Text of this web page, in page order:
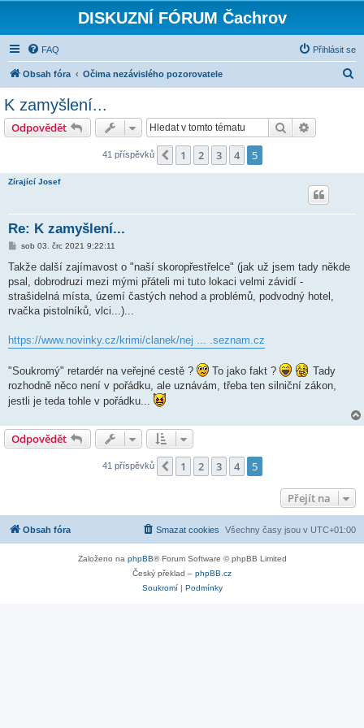
DISKUZNÍ FÓRUM Čachrov
FAQ Přihlásit se
Obsah fóra Očima nezávislého pozorovatele
K zamyšlení...
Odpovědět Hledat
41 příspěvků Předchozí
1 2 3 4 5
Zírající Josef
Re: K zamyšlení...
P
í
p
ě
e
sob 03. črc 2021 9:22:11
Takže další zajímavost o "naší skoropřestřelce" (jak už jsem tady někde
psal, dobrodruzi mezi mými přáteli mi tuto lokaci velmi závidí -
strašidelná místa, území častých nehod a problémů, podvodný hotel,
rvačka pistolníků, vlci...)...
https://www.novinky.cz/krimi/clanek/nej ... .seznam.cz
"Soukromý" retardér na veřejné cestě ? To jako fakt ?
Tady
rozhodně něco není v pořádku, ale uznávám, třeba ten silniční zákon,
jestli je teda tohle v pořádku...
Odpovědět
41 příspěvků Předchozí
1 2 3 4 5
Přejít na
Obsah fóra Všechny časy jsou v UTC+01:00
Smazat cookies
Založeno na phpBB® Forum Software © phpBB Limited
Český překlad – phpBB.cz
Soukromí| Podmínky